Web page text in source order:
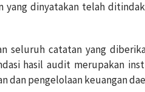
yang dinyatakan telah
seluruh catatan yang
hasil audit merupakan
pengelolaan keuangan